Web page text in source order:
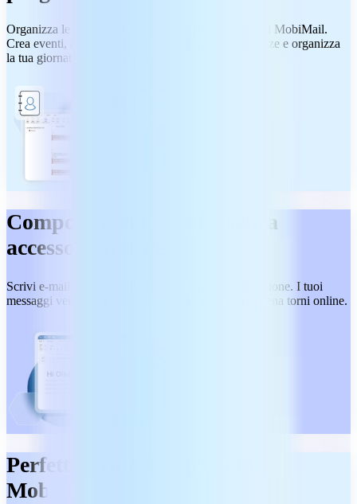
Organizza le tue attività con il calendario integrato di MobiMail.
Crea eventi, aggiungi promemoria, gestisci le presenze e organizza
la tua giornata senza complicazioni.
Componi e-mail anche senza
accesso a internet
Scrivi e-mail offline, anche in aereo o senza connessione. I tuoi
messaggi verranno inviati automaticamente non appena torni online.
Perfettamente integrato in
MobiOffice